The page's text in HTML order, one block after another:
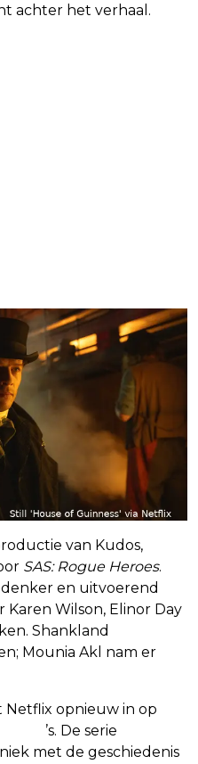
achter het verhaal.
van Kudos,
SAS: Rogue Heroes.
en uitvoerend
Wilson, Elinor Day
Shankland
Mounia Akl nam er
opnieuw in op
’s. De serie
met de geschiedenis